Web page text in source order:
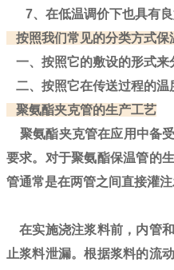
7、在低温调价下也具有良
按照我们常见的分类方式保
一、按照它的敷设的形式来
二、按照它在传送过程的温
聚氨酯夹克管的生产工艺
聚氨酯夹克管在应用中备
要求。对于聚氨酯保温管的
管通常是在两管之间直接灌
在实施浇注浆料前，内管
止浆料泄漏。根据浆料的流